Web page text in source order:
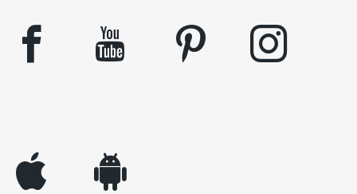
facebook youtube pinterest instagram
appleinc android